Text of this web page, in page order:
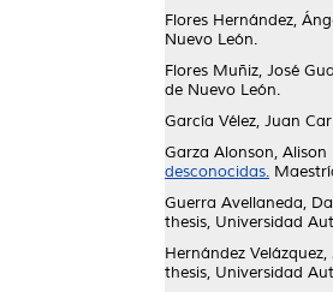
Flores Hernández,
Nuevo León.
Flores Muñiz, José
de Nuevo León.
García Vélez, Juan
Garza Alonson, Alison
desconocidas.
Guerra Avellaneda,
thesis, Universidad
Hernández
thesis, Universidad